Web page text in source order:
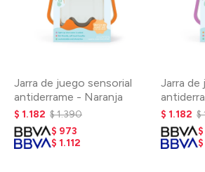
Jarra de juego sensorial
antiderrame - Naranja
$ 1.182 $1.390
$ 973
$ 1.112
Jarra de
$ 1.182 $
$
$